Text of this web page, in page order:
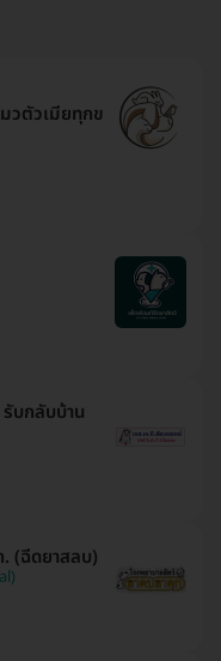
วตัวเมียทุกข
บกลับบ้าน
(ฉีดยาสลบ)